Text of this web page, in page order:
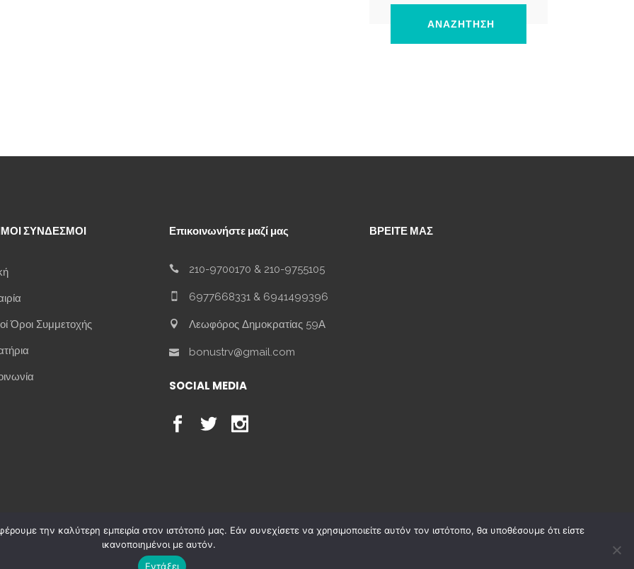
ΣΥΝΔΕΣΜΟΙ
Όροι Συμμετοχής
Επικοινωνήστε μαζί μας
210-9700170 & 210-9755105
6977668331 & 6941499396
Λεωφόρος Δημοκρατίας 59Α
bonustrv@gmail.com
SOCIAL MEDIA
ΒΡΕΙΤΕ ΜΑΣ
© 2021 – All Rights Reserved | Αρ. Άδειας ΕΟΤ 0206Ε61000297701
την καλύτερη εμπειρία στον ιστότοπό μας. Εάν συνεχίσετε να χρησιμοποιείτε αυτόν τον ιστότοπο, θα υποθέσουμε ότι είστε
ικανοποιημένοι με αυτόν.
Εντάξει